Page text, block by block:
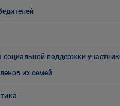
поддержки
их семей